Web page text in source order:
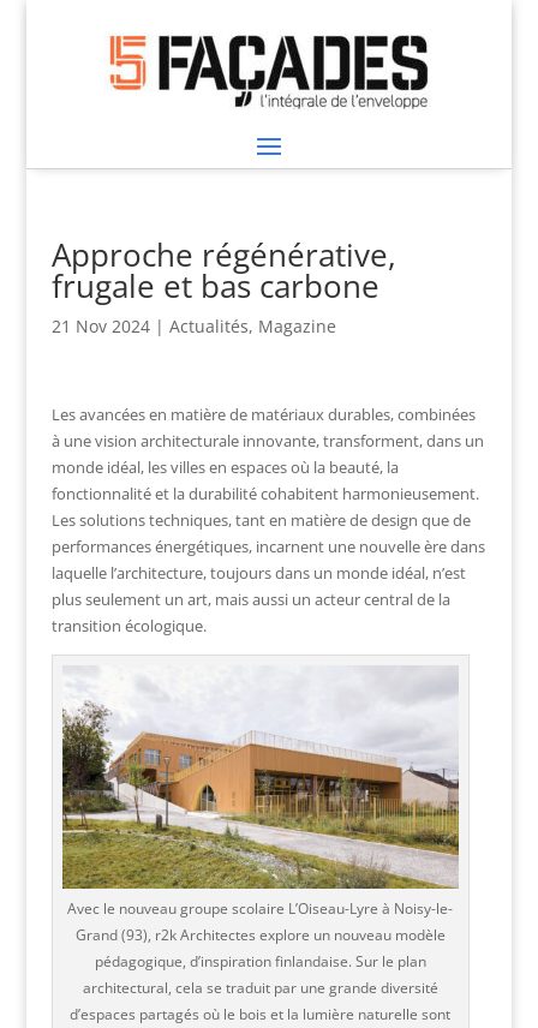
Approche régénérative,
frugale et bas carbone
21 Nov 2024| Actualités, Magazine
Les avancées en matière de matériaux durables, combinées
à une vision architecturale innovante, transforment, dans un
monde idéal, les villes en espaces où la beauté, la
fonctionnalité et la durabilité cohabitent harmonieusement.
Les solutions techniques, tant en matière de design que de
performances énergétiques, incarnent une nouvelle ère dans
laquelle l’architecture, toujours dans un monde idéal, n’est
plus seulement un art, mais aussi un acteur central de la
transition écologique.
Avec le nouveau groupe scolaire L’Oiseau-Lyre à Noisy-le-
Grand (93), r2k Architectes explore un nouveau modèle
pédagogique, d’inspiration finlandaise. Sur le plan
architectural, cela se traduit par une grande diversité
d’espaces partagés où le bois et la lumière naturelle sont